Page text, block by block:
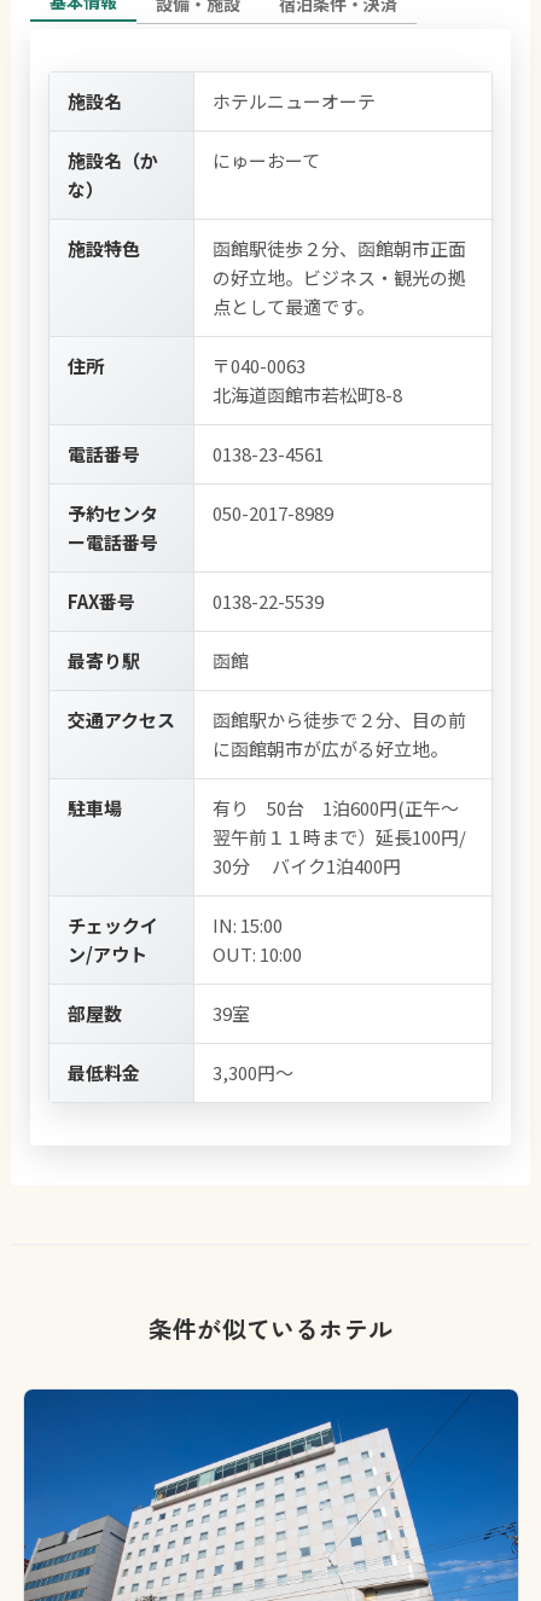
施設名 ホテルニューオーテ
施設名（か
な）
にゅーおーて
施設特色
函館駅徒歩２分、函館朝市正面
の好立地。ビジネス・観光の拠
点として最適です。
住所
〒040-0063
北海道函館市若松町8-8
電話番号 0138-23-4561
予約センタ
ー電話番号
050-2017-8989
FAX番号 0138-22-5539
最寄り駅 函館
交通アクセス
函館駅から徒歩で２分、目の前
に函館朝市が広がる好立地。
駐車場
有り 50台 1泊600円(正午〜
翌午前１１時まで）延長100円/
30分 バイク1泊400円
チェックイ
ン/アウト
IN: 15:00
OUT: 10:00
部屋数 39室
最低料金 3,300円～
条件が似ているホテル